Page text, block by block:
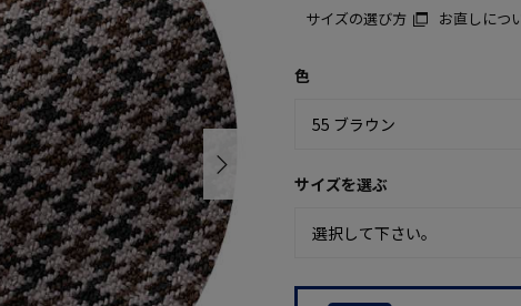
サイズの選び方 お直しにつ
色
サイズを選ぶ